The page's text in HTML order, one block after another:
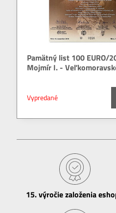
Pamätný list 100 EURO/
Mojmír I. -
Vypredané
15​. výročie založenia